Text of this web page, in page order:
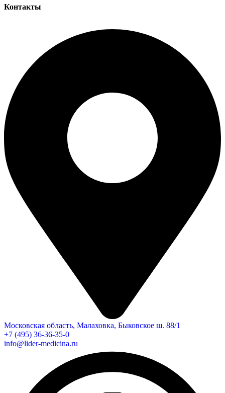
Контакты
Московская область, Малаховка, Быковское ш. 88/1
+7 (495) 36-36-35-0
info@lider-medicina.ru